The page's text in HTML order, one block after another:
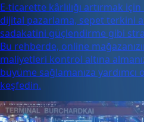
E-ticarette kârlılığı artırmak
dijital pazarlama, sepet terkini
sadakatini güçlendirme gibi
Bu rehberde, online
maliyetleri kontrol altına
büyüme sağlamanıza
keşfedin.